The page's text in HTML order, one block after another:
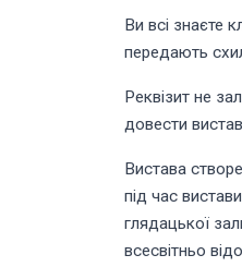
Ви всі знаєте
передають
Реквізит не
довести
Вистава
під час
глядацької
всесвітньо